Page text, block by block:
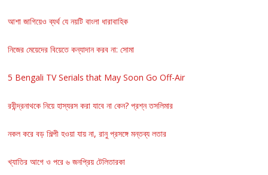
আশা জাগিয়েও ব্যর্থ যে নয়টি বাংলা ধারাবাহিক
নিজের মেয়েদের বিয়েতে কন্যাদান করব না: সোমা
5 Bengali TV Serials that May Soon Go Off-Air
রবীন্দ্রনাথকে নিয়ে হাস্যরস করা যাবে না কেন? প্রশ্ন তসলিমার
নকল করে বড় শিল্পী হওয়া যায় না, রানু প্রসঙ্গে মন্তব্য লতার
খ্যাতির আগে ও পরে ৬ জনপ্রিয় টেলিতারকা